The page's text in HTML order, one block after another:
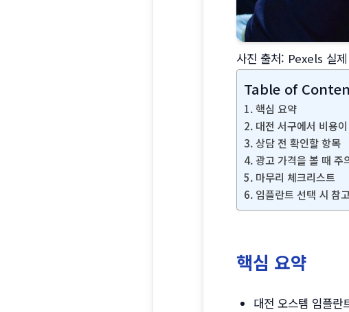
사진 출처: Pexels 실
Table of
핵심 요약
대전 서구에서 비용
상담 전 확인할 항목
광고 가격을 볼 때 주
마무리 체크리스트
임플란트 선택 시 참
핵심 요약
대전 오스템 임플란